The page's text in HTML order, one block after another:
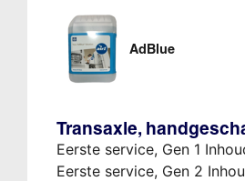
AdBlue
Transaxle,
Eerste service, Gen 1
Eerste service, Gen 2